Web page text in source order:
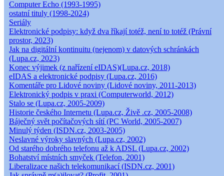
Computer Echo (1993-1995)
ostatní tituly (1998-2024)
Seriály
Elektronické podpisy: když dva říkají totéž, není to totéž (Právní
prostor, 2023)
Jak na digitální kontinuitu (nejenom) v datových schránkách
(Lupa.cz, 2023)
Konec výjimek (z nařízení eIDAS)(Lupa.cz, 2018)
eIDAS a elektronické podpisy (Lupa.cz, 2016)
Komentáře pro Lidové noviny (Lidové noviny, 2011-2013)
Elektronický podpis v praxi (Computerworld, 2012)
Stalo se (Lupa.cz, 2005-2009)
Historie českého Internetu (Lupa.cz, Živě .cz, 2005-2008)
Báječný svět počítačových sítí (PC World, 2005-2007)
Minulý týden (ISDN.cz, 2003-2005)
Neslavné výroky slavných (Lupa.cz, 2002)
Od starého dobrého telefonu až k ADSL (Lupa.cz, 2002)
Bohatství místních smyček (Telefon, 2001)
Liberalizace našich telekomunikací (ISDN.cz, 2001)